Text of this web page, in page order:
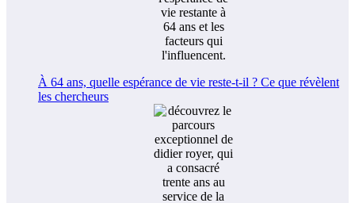
À 64 ans, quelle espérance de vie reste-t-il ? Ce que révèlent
les chercheurs